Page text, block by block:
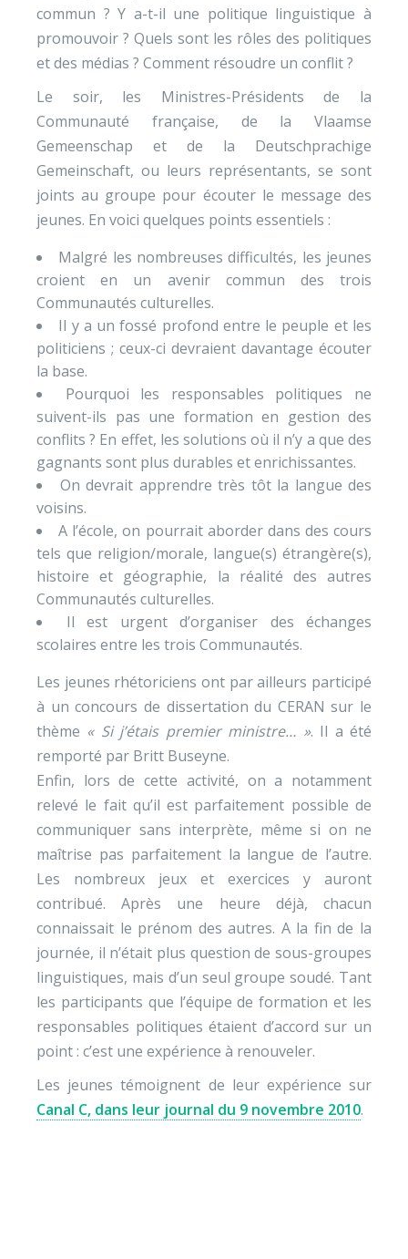
commun ? Y a-t-il une politique linguistique à
promouvoir ? Quels sont les rôles des politiques
et des médias ? Comment résoudre un conflit ?
Le soir, les Ministres-Présidents de la
Communauté française, de la Vlaamse
Gemeenschap et de la Deutschprachige
Gemeinschaft, ou leurs représentants, se sont
joints au groupe pour écouter le message des
jeunes. En voici quelques points essentiels :
Malgré les nombreuses difficultés, les jeunes
croient en un avenir commun des trois
Communautés culturelles.
Il y a un fossé profond entre le peuple et les
politiciens ; ceux-ci devraient davantage écouter
la base.
Pourquoi les responsables politiques ne
suivent-ils pas une formation en gestion des
conflits ? En effet, les solutions où il n’y a que des
gagnants sont plus durables et enrichissantes.
On devrait apprendre très tôt la langue des
voisins.
A l’école, on pourrait aborder dans des cours
tels que religion/morale, langue(s) étrangère(s),
histoire et géographie, la réalité des autres
Communautés culturelles.
Il est urgent d’organiser des échanges
scolaires entre les trois Communautés.
Les jeunes rhétoriciens ont par ailleurs participé
à un concours de dissertation du CERAN sur le
thème « Si j’étais premier ministre… ». Il a été
remporté par Britt Buseyne.
Enfin, lors de cette activité, on a notamment
relevé le fait qu’il est parfaitement possible de
communiquer sans interprète, même si on ne
maîtrise pas parfaitement la langue de l’autre.
Les nombreux jeux et exercices y auront
contribué. Après une heure déjà, chacun
connaissait le prénom des autres. A la fin de la
journée, il n’était plus question de sous-groupes
linguistiques, mais d’un seul groupe soudé. Tant
les participants que l’équipe de formation et les
responsables politiques étaient d’accord sur un
point : c’est une expérience à renouveler.
Les jeunes témoignent de leur expérience sur
Canal C, dans leur journal du 9 novembre 2010.